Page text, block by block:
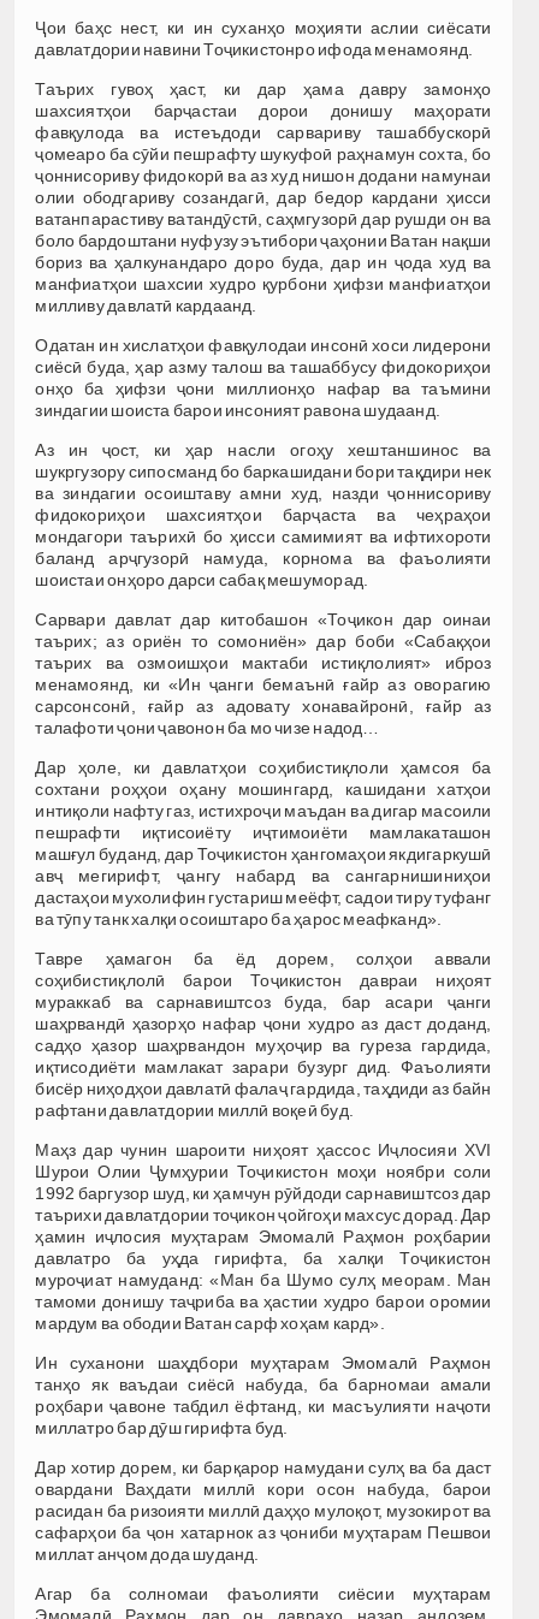
Ҷои баҳс нест, ки ин суханҳо моҳияти аслии сиёсати
давлатдории навини Тоҷикистонро ифода менамоянд.
Таърих гувоҳ ҳаст, ки дар ҳама давру замонҳо
шахсиятҳои барҷастаи дорои донишу маҳорати
фавқулода ва истеъдоди сарвариву ташаббускорӣ
ҷомеаро ба сӯйи пешрафту шукуфоӣ раҳнамун сохта, бо
ҷоннисориву фидокорӣ ва аз худ нишон додани намунаи
олии ободгариву созандагӣ, дар бедор кардани ҳисси
ватанпарастиву ватандӯстӣ, саҳмгузорӣ дар рушди он ва
боло бардоштани нуфузу эътибори ҷаҳонии Ватан нақши
бориз ва ҳалкунандаро доро буда, дар ин ҷода худ ва
манфиатҳои шахсии худро қурбони ҳифзи манфиатҳои
милливу давлатӣ кардаанд.
Одатан ин хислатҳои фавқулодаи инсонӣ хоси лидерони
сиёсӣ буда, ҳар азму талош ва ташаббусу фидокориҳои
онҳо ба ҳифзи ҷони миллионҳо нафар ва таъмини
зиндагии шоиста барои инсоният равона шудаанд.
Аз ин ҷост, ки ҳар насли огоҳу хештаншинос ва
шукргузору сипосманд бо баркашидани бори тақдири нек
ва зиндагии осоиштаву амни худ, назди ҷоннисориву
фидокориҳои шахсиятҳои барҷаста ва чеҳраҳои
мондагори таърихӣ бо ҳисси самимият ва ифтихороти
баланд арҷгузорӣ намуда, корнома ва фаъолияти
шоистаи онҳоро дарси сабақ мешуморад.
Сарвари давлат дар китобашон «Тоҷикон дар оинаи
таърих; аз ориён то сомониён» дар боби «Сабақҳои
таърих ва озмоишҳои мактаби истиқлолият» иброз
менамоянд, ки «Ин ҷанги бемаънӣ ғайр аз оворагию
сарсонсонӣ, ғайр аз адовату хонавайронӣ, ғайр аз
талафоти ҷони ҷавонон ба мо чизе надод…
Дар ҳоле, ки давлатҳои соҳибистиқлоли ҳамсоя ба
сохтани роҳҳои оҳану мошингард, кашидани хатҳои
интиқоли нафту газ, истихроҷи маъдан ва дигар масоили
пешрафти иқтисоиёту иҷтимоиёти мамлакаташон
машғул буданд, дар Тоҷикистон ҳангомаҳои якдигаркушӣ
авҷ мегирифт, ҷангу набард ва сангарнишиниҳои
дастаҳои мухолифин густариш меёфт, садои тиру туфанг
ва тӯпу танк халқи осоиштаро ба ҳарос меафканд».
Тавре ҳамагон ба ёд дорем, солҳои аввали
соҳибистиқлолӣ барои Тоҷикистон давраи ниҳоят
мураккаб ва сарнавиштсоз буда, бар асари ҷанги
шаҳрвандӣ ҳазорҳо нафар ҷони худро аз даст доданд,
садҳо ҳазор шаҳрвандон муҳоҷир ва гуреза гардида,
иқтисодиёти мамлакат зарари бузург дид. Фаъолияти
бисёр ниҳодҳои давлатӣ фалаҷ гардида, таҳдиди аз байн
рафтани давлатдории миллӣ воқеӣ буд.
Маҳз дар чунин шароити ниҳоят ҳассос Иҷлосияи XVI
Шурои Олии Ҷумҳурии Тоҷикистон моҳи ноябри соли
1992 баргузор шуд, ки ҳамчун рӯйдоди сарнавиштсоз дар
таърихи давлатдории тоҷикон ҷойгоҳи махсус дорад. Дар
ҳамин иҷлосия муҳтарам Эмомалӣ Раҳмон роҳбарии
давлатро ба уҳда гирифта, ба халқи Тоҷикистон
муроҷиат намуданд: «Ман ба Шумо сулҳ меорам. Ман
тамоми донишу таҷриба ва ҳастии худро барои оромии
мардум ва ободии Ватан сарф хоҳам кард».
Ин суханони шаҳдбори муҳтарам Эмомалӣ Раҳмон
танҳо як ваъдаи сиёсӣ набуда, ба барномаи амали
роҳбари ҷавоне табдил ёфтанд, ки масъулияти наҷоти
миллатро бар дӯш гирифта буд.
Дар хотир дорем, ки барқарор намудани сулҳ ва ба даст
овардани Ваҳдати миллӣ кори осон набуда, барои
расидан ба ризоияти миллӣ даҳҳо мулоқот, музокирот ва
сафарҳои ба ҷон хатарнок аз ҷониби муҳтарам Пешвои
миллат анҷом дода шуданд.
Агар ба солномаи фаъолияти сиёсии муҳтарам